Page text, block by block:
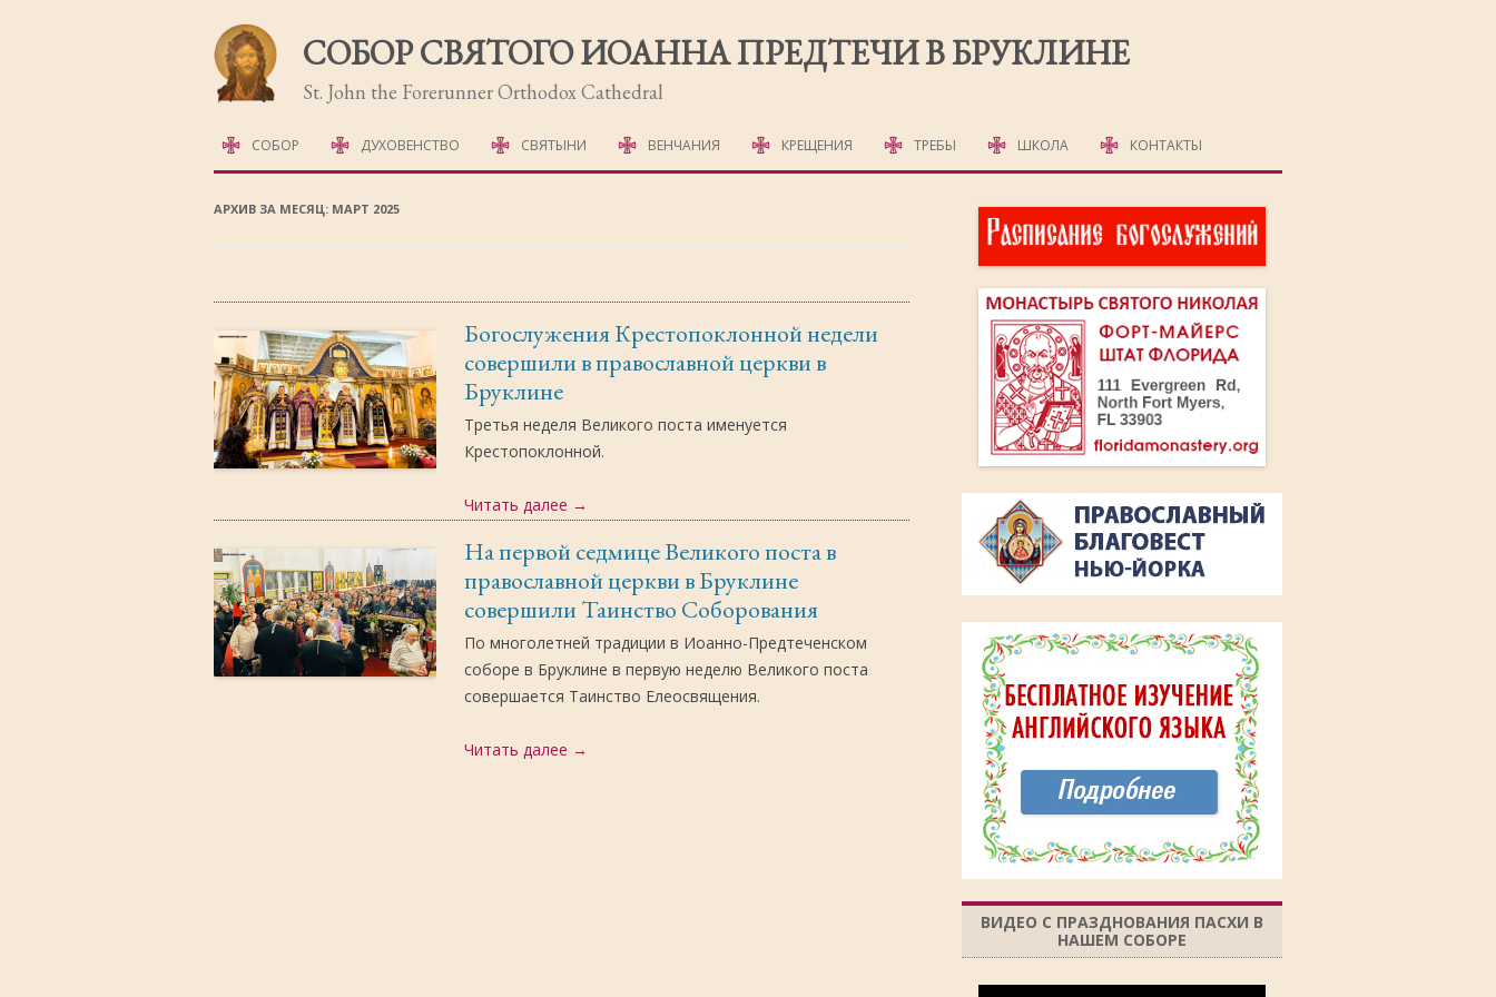
СОБОР СВЯТОГО ИОАННА ПРЕДТЕЧИ В БРУКЛИНЕ
St. John the Forerunner Orthodox Cathedral
к
содержимому
СОБОР ДУХОВЕНСТВО СВЯТЫНИ ВЕНЧАНИЯ КРЕЩЕНИЯ ТРЕБЫ
ПОХОРОННЫЕ ДОМА
ШКОЛА
ВЗРОСЛАЯ ШКОЛА
КОНТАКТЫ
АРХИВ ЗА МЕСЯЦ: МАРТ 2025
Богослужения Крестопоклонной недели
совершили в православной церкви в
Бруклине
Третья неделя Великого поста именуется
Крестопоклонной.
Читать далее →
На первой седмице Великого поста в
православной церкви в Бруклине
совершили Таинство Соборования
По многолетней традиции в Иоанно-Предтеченском
соборе в Бруклине в первую неделю Великого поста
совершается Таинство Елеосвящения.
Читать далее →
ВИДЕО С ПРАЗДНОВАНИЯ ПАСХИ В
НАШЕМ СОБОРЕ